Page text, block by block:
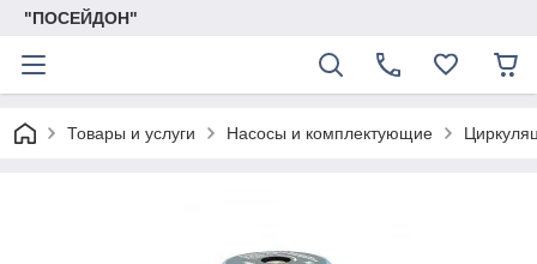
"ПОСЕЙДОН"
Товары и услуги Насосы и комплектующие